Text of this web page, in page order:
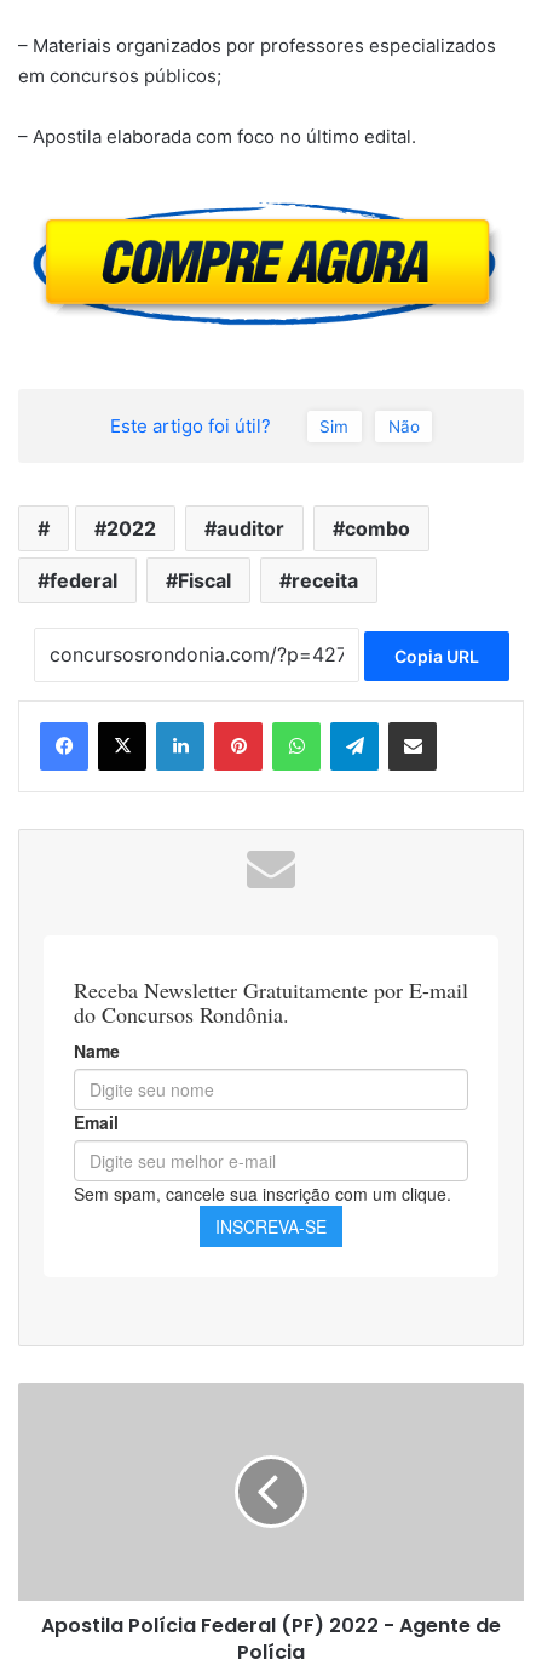
– Materiais organizados por professores especializados
em concursos públicos;
– Apostila elaborada com foco no último edital.
Este artigo foi útil? Sim Não
2022 auditor combo
federal Fiscal receita
Copia URL
LinkedinPinterestWhatsAppTelegramCompartilhar via e-mail
Polícia
Apostila Polícia Federal (PF) 2022 - Agente de
Polícia